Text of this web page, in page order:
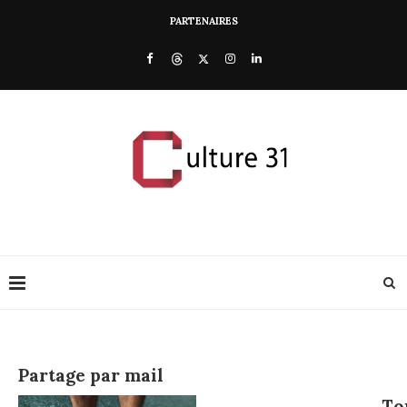
PARTENAIRES
Partage par mail